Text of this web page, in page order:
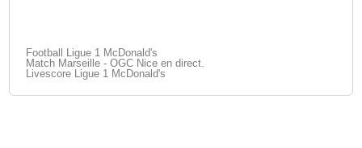
Football Ligue 1 McDonald's
Match Marseille - OGC Nice en direct.
Livescore Ligue 1 McDonald's